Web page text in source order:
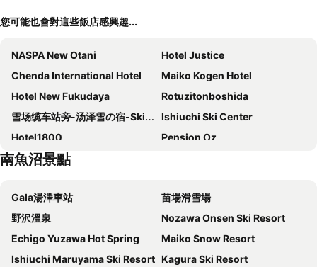
您可能也會對這些飯店感興趣...
NASPA New Otani
Hotel Justice
Chenda International Hotel
Maiko Kogen Hotel
Hotel New Fukudaya
Rotuzitonboshida
雪场缆车站旁-汤泽雪の宿-Ski IN Ski OUT-全新装修
Ishiuchi Ski Center
Hotel1800
Pension Oz
Hayamasou
[kagaya Ryokan (minami Uonuma)] [wb 2 + Sb 1] [1 Set Limited] [right Next To The Ski Resort]
サンバレーひぐち
Yuzawa house 2 - Vacation STAY 39927v
やまきや旅館
Business Hotel Shimizu
Koide Okabe
Kojokan
Yuzawa YUKITORA ski-in ski-out
南魚沼景點
Gala湯澤車站
苗場滑雪場
野沢溫泉
Nozawa Onsen Ski Resort
Echigo Yuzawa Hot Spring
Maiko Snow Resort
Ishiuchi Maruyama Ski Resort Kagura Ski Resort